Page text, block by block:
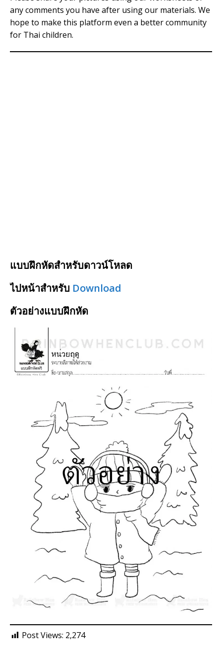
any comments you have after using our materials. We
hope to make this platform even a better community
for Thai children.
แบบฝึกหัดสำหรับดาวน์โหลด
ไปหน้าสำหรับ Download
ตัวอย่างแบบฝึกหัด
Post Views: 2,274